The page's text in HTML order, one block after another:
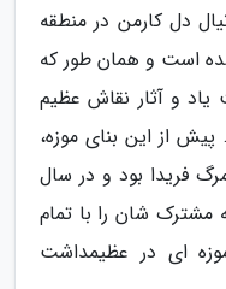
دل کارمن در منطقه
است و همان طور که
و آثار نقاش عظیم
از این بنای موزه،
فریدا بود و در سال
مشترک شان را با تمام
ای در عظیمداشت